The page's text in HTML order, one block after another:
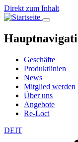
Direkt zum Inhalt
Geschäfte
Produktlinien
News
Mitglied werden
Über uns
Angebote
Re-Loci
DEIT